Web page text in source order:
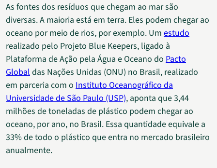
As fontes dos resíduos que chegam ao mar são
diversas. A maioria está em terra. Eles podem chegar ao
oceano por meio de rios, por exemplo. Um estudo
realizado pelo Projeto Blue Keepers, ligado à
Plataforma de Ação pela Água e Oceano do Pacto
Global das Nações Unidas (ONU) no Brasil, realizado
em parceria com o Instituto Oceanográfico da
Universidade de São Paulo (USP), aponta que 3,44
milhões de toneladas de plástico podem chegar ao
oceano, por ano, no Brasil. Essa quantidade equivale a
33% de todo o plástico que entra no mercado brasileiro
anualmente.